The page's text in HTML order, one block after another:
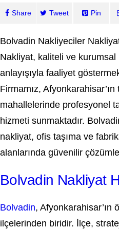
Share Tweet Pin
Bolvadin Nakliyeciler
Nakliyat, kaliteli ve kurumsal
anlayışıyla faaliyet
Firmamız,
mahallelerinde profesyonel
hizmeti sunmaktadır.
nakliyat, ofis taşıma ve
alanlarında güvenilir
Bolvadin Nakliyat
Bolvadin, Afyonkarahisar’ın
ilçelerinden biridir. İlçe,